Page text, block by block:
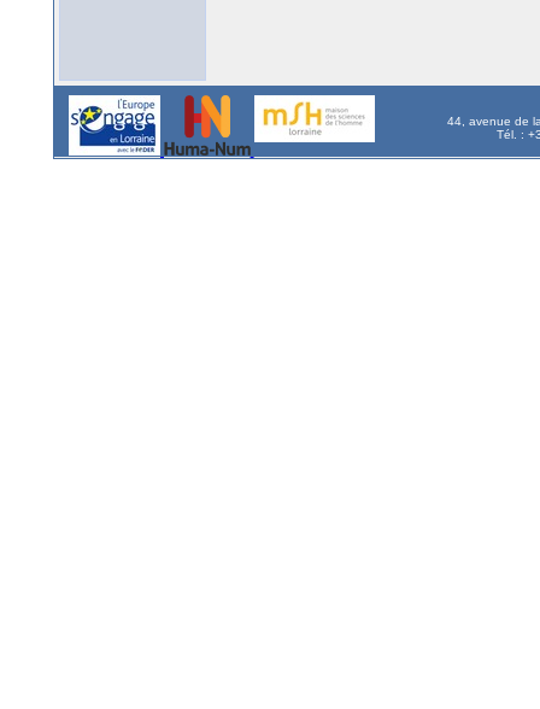
44, avenue de
Tél. :